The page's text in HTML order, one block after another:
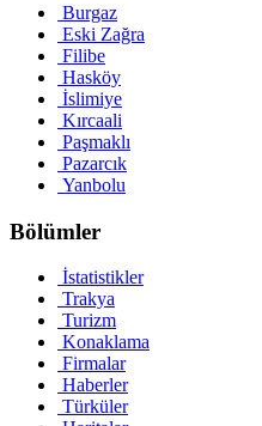
Burgaz
Eski Zağra
Filibe
Hasköy
İslimiye
Kırcaali
Paşmaklı
Pazarcık
Yanbolu
Bölümler
İstatistikler
Trakya
Turizm
Konaklama
Firmalar
Haberler
Türküler